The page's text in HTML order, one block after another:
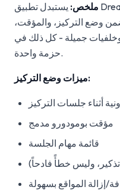
ملخص: يستبدل تطبيق Dream Afar صفحة علامة التبويب
وضع التركيز، والمؤقت،
وخلفيات جميلة - كل ذلك في
حزمة واحدة.
ميزات وضع التركيز:
أثناء جلسات التركيز
مؤقت بومودورو مدمج
قائمة مهام الجلسة
وليس خطأً فادحاً)
إزالة المواقع بسهولة